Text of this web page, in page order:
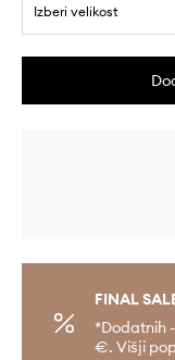
Izberi velikost
FINAL
*Dodatnih
€. Višji